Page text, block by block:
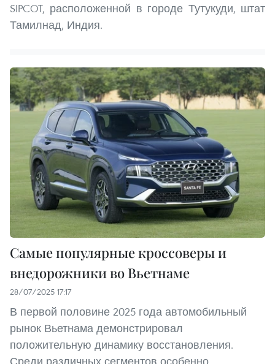
SIPCOT, расположенной в городе Тутукуди, штат
Тамилнад, Индия.
Самые популярные кроссоверы и
внедорожники во Вьетнаме
28/07/2025 17:17
В первой половине 2025 года автомобильный
рынок Вьетнама демонстрировал
положительную динамику восстановления.
Среди различных сегментов особенно